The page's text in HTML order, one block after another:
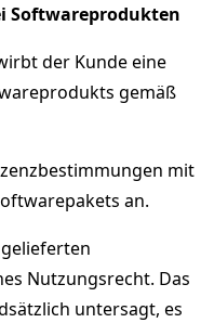
Softwareprodukten
der Kunde eine
gemäß
mit
an.
Nutzungsrecht. Das
untersagt, es